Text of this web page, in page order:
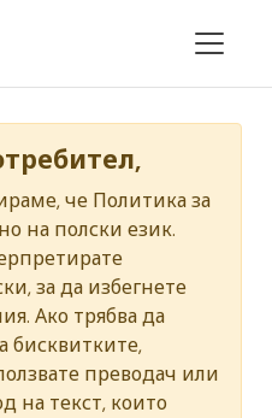
че Политика за
на полски език.
за да избегнете
Ако трябва да
бисквитките,
преводач или
на текст, които